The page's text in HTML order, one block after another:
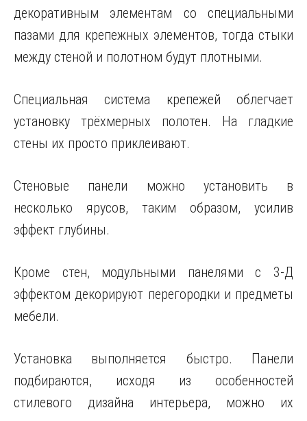
декоративным элементам со специальными
пазами для крепежных элементов, тогда стыки
между стеной и полотном будут плотными.
Специальная система крепежей облегчает
установку трёхмерных полотен. На гладкие
стены их просто приклеивают.
Стеновые панели можно установить в
несколько ярусов, таким образом, усилив
эффект глубины.
Кроме стен, модульными панелями с 3-Д
эффектом декорируют перегородки и предметы
мебели.
Установка выполняется быстро. Панели
подбираются, исходя из особенностей
стилевого дизайна интерьера, можно их